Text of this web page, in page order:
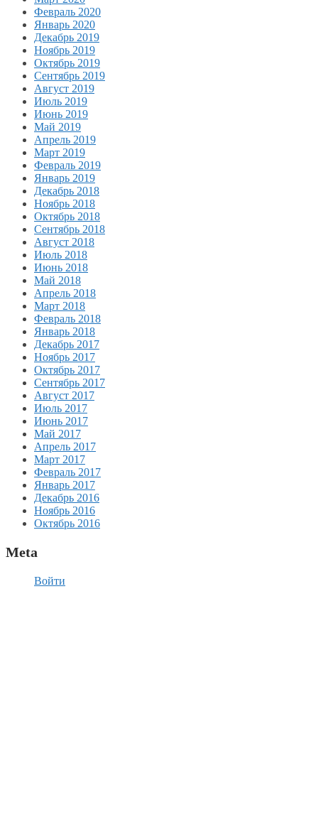
Февраль 2020
Январь 2020
Декабрь 2019
Ноябрь 2019
Октябрь 2019
Сентябрь 2019
Август 2019
Июль 2019
Июнь 2019
Май 2019
Апрель 2019
Март 2019
Февраль 2019
Январь 2019
Декабрь 2018
Ноябрь 2018
Октябрь 2018
Сентябрь 2018
Август 2018
Июль 2018
Июнь 2018
Май 2018
Апрель 2018
Март 2018
Февраль 2018
Январь 2018
Декабрь 2017
Ноябрь 2017
Октябрь 2017
Сентябрь 2017
Август 2017
Июль 2017
Июнь 2017
Май 2017
Апрель 2017
Март 2017
Февраль 2017
Январь 2017
Декабрь 2016
Ноябрь 2016
Октябрь 2016
Meta
Войти